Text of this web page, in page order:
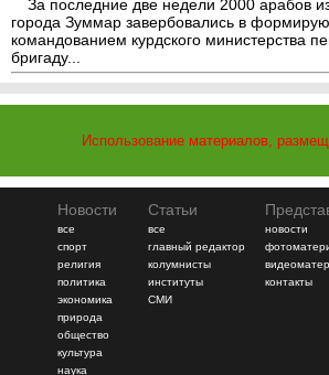
За последние две недели 2000 арабов
города Зуммар завербовались в
командованием курдского министерства
бригаду...
Использование материалов,
Новости
все
спорт
религия
политика
экономика
природа
общество
культура
наука
Статьи
все
главный редактор
колумнисты
институты
СМИ
новости
контакты